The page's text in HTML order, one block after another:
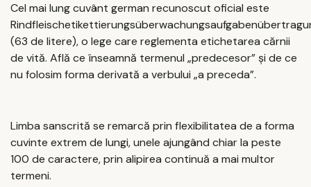
Cel mai lung cuvânt german recunoscut oficial este
(63 de litere), o lege care reglementa etichetarea cărnii
de vită. Află ce înseamnă termenul „predecesor” și de ce
nu folosim forma derivată a verbului „a preceda”.
Limba sanscrită se remarcă prin flexibilitatea de a forma
cuvinte extrem de lungi, unele ajungând chiar la peste
100 de caractere, prin alipirea continuă a mai multor
termeni.